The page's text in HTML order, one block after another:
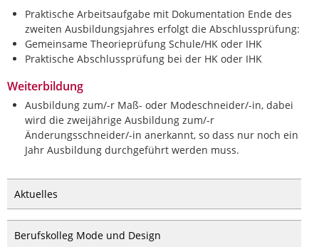
Praktische Arbeitsaufgabe mit Dokumentation Ende des
zweiten Ausbildungsjahres erfolgt die Abschlussprüfung:
Gemeinsame Theorieprüfung Schule/HK oder IHK
Praktische Abschlussprüfung bei der HK oder IHK
Weiterbildung
Ausbildung zum/-r Maß- oder Modeschneider/-in, dabei
wird die zweijährige Ausbildung zum/-r
Änderungsschneider/-in anerkannt, so dass nur noch ein
Jahr Ausbildung durchgeführt werden muss.
Aktuelles
Berufskolleg Mode und Design